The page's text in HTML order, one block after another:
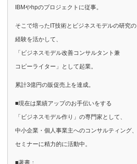
IBMやhpのプロジェクトに従事。
そこで培ったIT技術とビジネスモデルの研究の
経験を活かして、
「ビジネスモデル改善コンサルタント兼
コピーライター」として起業。
累計3億円の販促売上を達成。
■現在は業績アップのお手伝いをする
「ビジネスモデル作り」の専門家として、
中小企業・個人事業主へのコンサルティング、
セミナーに精力的に活動中。